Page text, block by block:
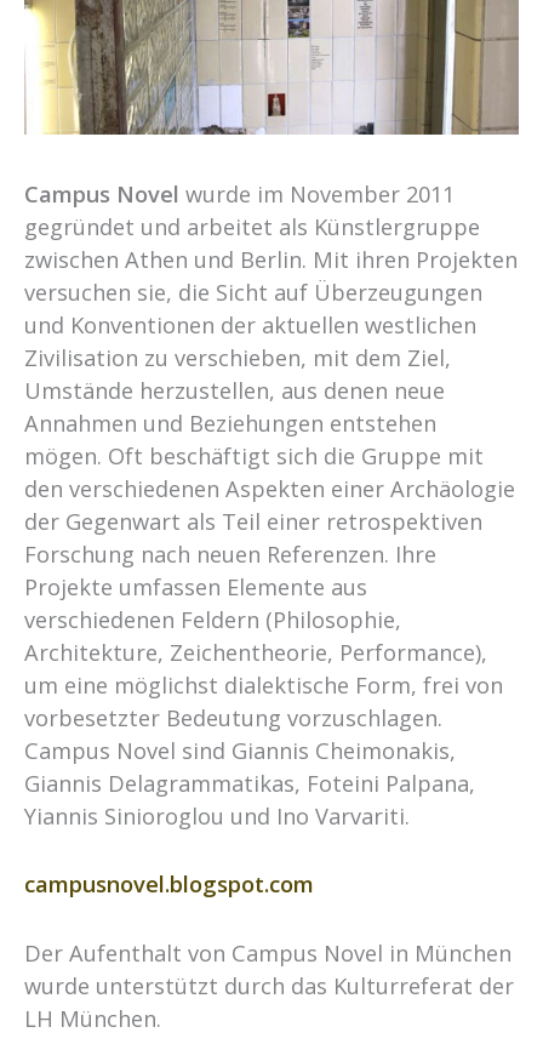
Campus Novel wurde im November 2011
gegründet und arbeitet als Künstlergruppe
zwischen Athen und Berlin. Mit ihren Projekten
versuchen sie, die Sicht auf Überzeugungen
und Konventionen der aktuellen westlichen
Zivilisation zu verschieben, mit dem Ziel,
Umstände herzustellen, aus denen neue
Annahmen und Beziehungen entstehen
mögen. Oft beschäftigt sich die Gruppe mit
den verschiedenen Aspekten einer Archäologie
der Gegenwart als Teil einer retrospektiven
Forschung nach neuen Referenzen. Ihre
Projekte umfassen Elemente aus
verschiedenen Feldern (Philosophie,
Architekture, Zeichentheorie, Performance),
um eine möglichst dialektische Form, frei von
vorbesetzter Bedeutung vorzuschlagen.
Campus Novel sind Giannis Cheimonakis,
Giannis Delagrammatikas, Foteini Palpana,
Yiannis Sinioroglou und Ino Varvariti.
campusnovel.blogspot.com
Der Aufenthalt von Campus Novel in München
wurde unterstützt durch das Kulturreferat der
LH München.